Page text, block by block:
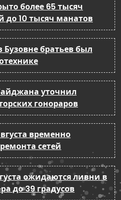
более 65 тысяч
до 10 тысяч манатов
братьев был
уточнил
гонораров
временно
сетей
ожидаются ливни в
до 39 градусов